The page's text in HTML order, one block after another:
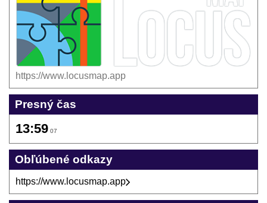
https://www.locusmap.app
Presný čas
13:59 08
Obľúbené odkazy
https://www.locusmap.app